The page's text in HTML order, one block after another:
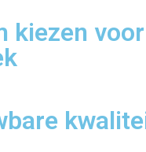
kiezen